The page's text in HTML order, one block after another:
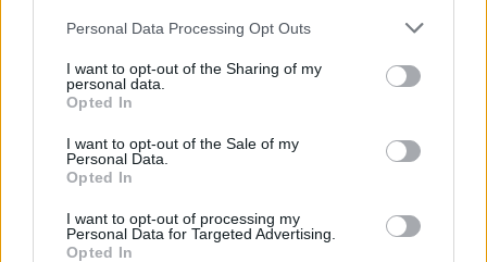
Please note that this website/app uses one or more Google
not limited to your visit or usage behaviour. You may click to
grant or deny consent to Google and its third-party tags to
use your data for below specified purposes in below Google
consent section.
Personal Data Processing Opt Outs
I want to opt-out of the Sharing of my
personal data.
Opted In
I want to opt-out of the Sale of my
Personal Data.
Opted In
I want to opt-out of processing my
Personal Data for Targeted Advertising.
Opted In
ευλογιάς των προβάτων στον Γέρμα